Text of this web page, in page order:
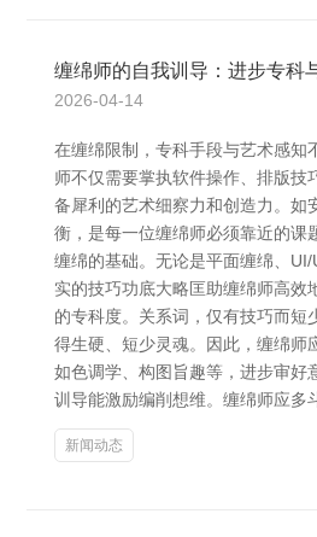
缠绵师的自我训导：进步专科
2026-04-14
在缠绵限制，专科手段与艺术感知
师不仅需要掌执软件操作、排版技
备犀利的艺术细察力和创造力。如
衡，是每一位缠绵师必须靠近的课
缠绵的基础。无论是平面缠绵、
实的技巧功底大略匡助缠绵师高效
的专科度。关系词，仅有技巧而短
得生硬、短少灵魂。因此，缠绵师
如色调学、构图旨趣等，进步审好
训导能激励编削想维。缠绵师应多
新闻动态